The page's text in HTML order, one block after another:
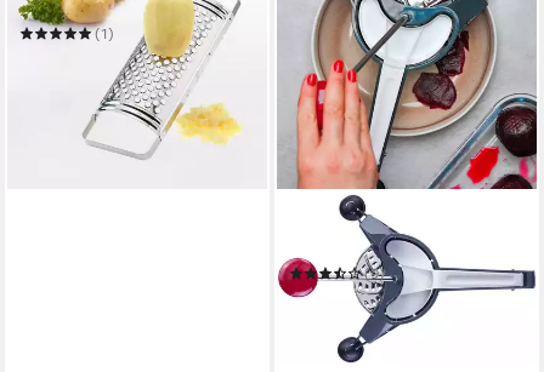
Kronenreibe/Kartoffelreibe
(1)
13,49 €
in 2-3 Werktagen bei dir
WESTMARK
Multireibe Schnitzel Mouli
(9)
ab 30,99 € UVP38,99 €
in 3-4 Werktagen bei dir